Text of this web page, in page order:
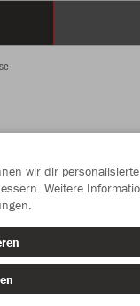
wir dir personalisierte
Weitere